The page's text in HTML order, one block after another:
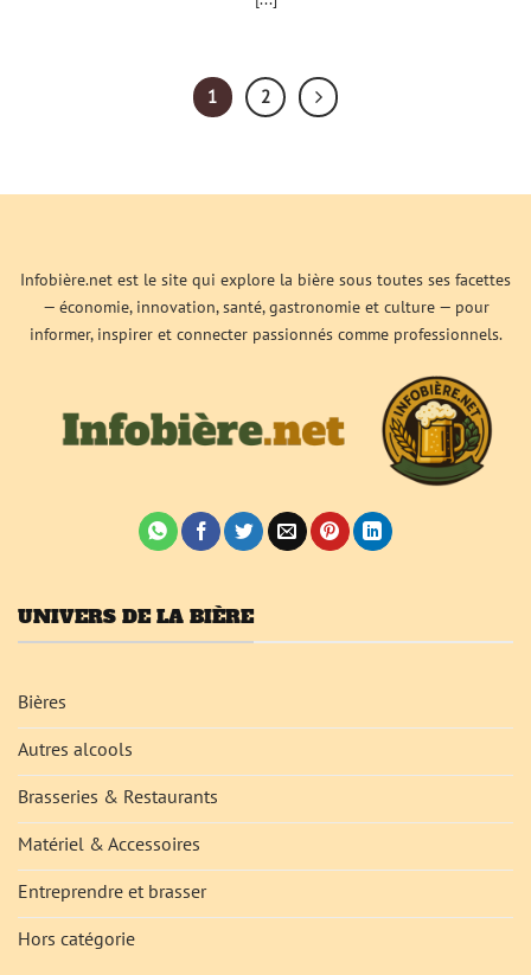
1 2
Infobière.net est le site qui explore la bière sous toutes ses facettes
— économie, innovation, santé, gastronomie et culture — pour
informer, inspirer et connecter passionnés comme professionnels.
UNIVERS DE LA BIÈRE
Bières
Autres alcools
Brasseries & Restaurants
Matériel & Accessoires
Entreprendre et brasser
Hors catégorie